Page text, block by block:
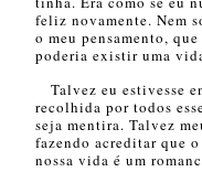
feliz novamente. Nem
o meu pensamento,
poderia existir uma
Talvez eu estivesse
recolhida por todos
seja mentira. Talvez
fazendo acreditar que
nossa vida é um